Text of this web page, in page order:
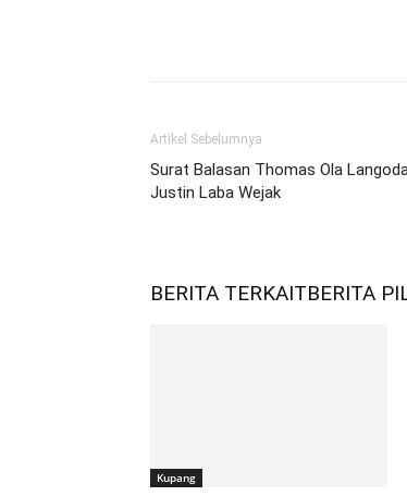
Artikel Sebelumnya
Surat Balasan Thomas Ola
Justin Laba Wejak
BERITA TERKAITBERITA
Kupang